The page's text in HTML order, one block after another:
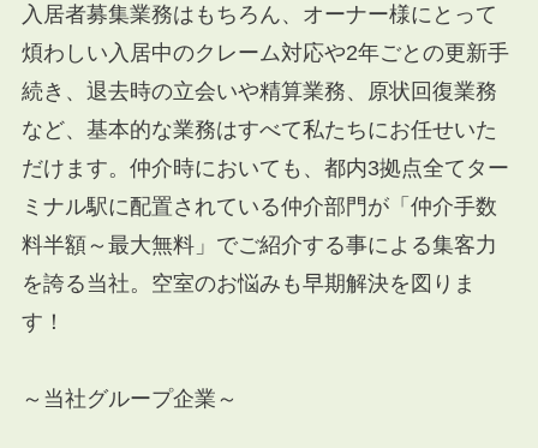
入居者募集業務はもちろん、オーナー様にとって
煩わしい入居中のクレーム対応や2年ごとの更新手
続き、退去時の立会いや精算業務、原状回復業務
など、基本的な業務はすべて私たちにお任せいた
だけます。仲介時においても、都内3拠点全てター
ミナル駅に配置されている仲介部門が「仲介手数
料半額～最大無料」でご紹介する事による集客力
を誇る当社。空室のお悩みも早期解決を図りま
す！
～当社グループ企業～